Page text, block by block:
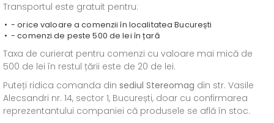
Transportul este gratuit pentru:
- orice valoare a comenzii în localitatea București
- comenzi de peste 500 de lei în țară
Taxa de curierat pentru comenzi cu valoare mai mică de
500 de lei în restul țării este de 20 de lei.
Puteți ridica comanda din sediul Stereomag din str. Vasile
Alecsandri nr. 14, sector 1, București, doar cu confirmarea
reprezentantului companiei că produsele se află în stoc.